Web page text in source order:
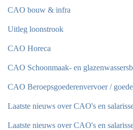
CAO bouw & infra
Uitleg loonstrook
CAO Horeca
CAO Schoonmaak- en
CAO Beroepsgoederenvervoer /
Laatste nieuws over CAO's en
Laatste nieuws over CAO's en